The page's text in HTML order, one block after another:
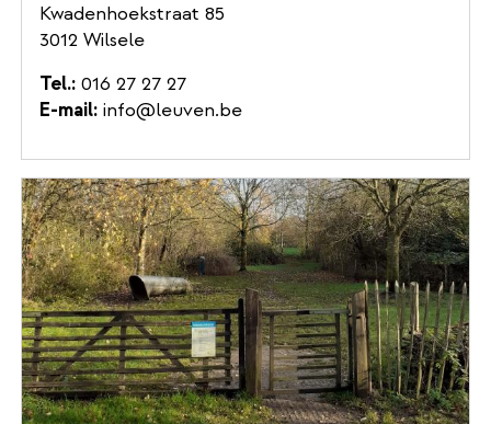
Kwadenhoekstraat 85
3012 Wilsele
Tel. 016 27 27 27
E-mail info@leuven.be